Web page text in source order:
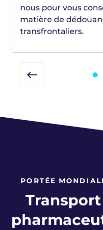
nous pour vous
matière de
transfrontaliers.
PORTÉE